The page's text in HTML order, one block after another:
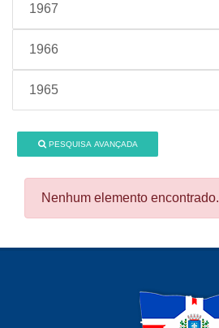
1967
1966
1965
PESQUISA AVANÇADA
Nenhum elemento encontrado.